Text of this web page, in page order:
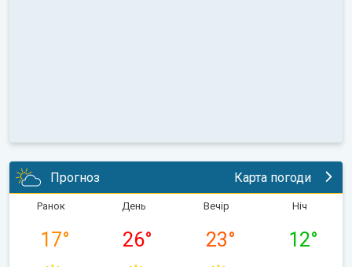
Прогноз Карта погоди
Ранок
17°
День
26°
Вечір
23°
Ніч
12°